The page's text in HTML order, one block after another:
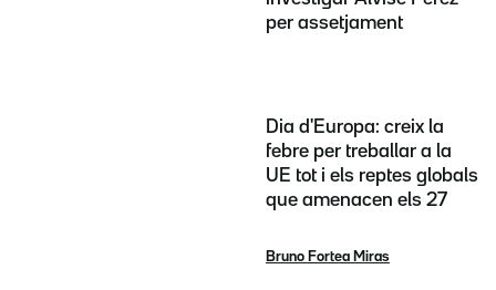
per assetjament
Dia d'Europa: creix la
febre per treballar a la
UE tot i els reptes globals
que amenacen els 27
Bruno Fortea Miras